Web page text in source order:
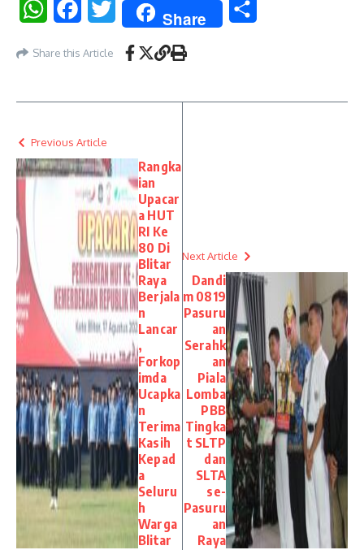
WhatsAppFacebookTwitter Share
Share this Article
Previous Article
Rangka
ian
Upacar
a HUT
RI Ke
80 Di
Blitar
Raya
Berjala
n
Lancar
,
Forkop
imda
Ucapka
n
Terima
Kasih
Kepad
a
Seluru
h
Warga
Blitar
Next Article
Dandi
m 0819
Pasuru
an
Serahk
an
Piala
Lomba
PBB
Tingka
t SLTP
dan
SLTA
se-
Pasuru
an
Raya